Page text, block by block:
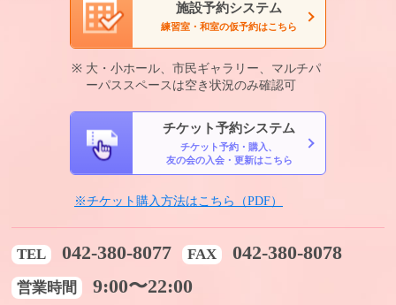
施設予約システム
練習室・和室の仮予約はこちら
大・小ホール、市民ギャラリー、マルチパ
ーパススペースは空き状況のみ確認可
チケット予約システム
チケット予約・購入、
友の会の入会・更新はこちら
※チケット購入方法はこちら（PDF）
TEL 042-380-8077 FAX 042-380-8078
営業時間 9:00〜22:00